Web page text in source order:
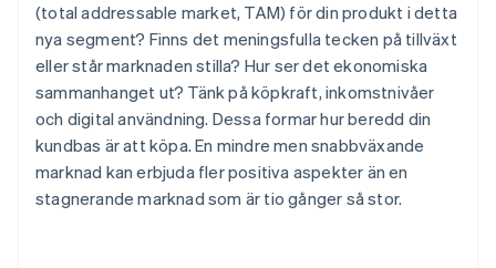
(total addressable market, TAM) för din produkt i detta
nya segment? Finns det meningsfulla tecken på tillväxt
eller står marknaden stilla? Hur ser det ekonomiska
sammanhanget ut? Tänk på köpkraft, inkomstnivåer
och digital användning. Dessa formar hur beredd din
kundbas är att köpa. En mindre men snabbväxande
marknad kan erbjuda fler positiva aspekter än en
stagnerande marknad som är tio gånger så stor.